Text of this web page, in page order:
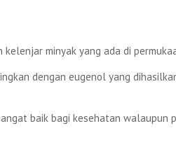
minyak yang ada di
dengan eugenol yang
baik bagi kesehatan walaupun